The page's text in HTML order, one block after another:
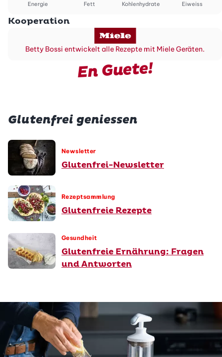
Energie Fett Kohlenhydrate Eiweiss
Kooperation
Betty Bossi entwickelt alle Rezepte mit Miele Geräten.
En Guete!
Glutenfrei geniessen
Newsletter
Glutenfrei-Newsletter
Rezeptsammlung
Glutenfreie Rezepte
Gesundheit
Glutenfreie Ernährung: Fragen
und Antworten